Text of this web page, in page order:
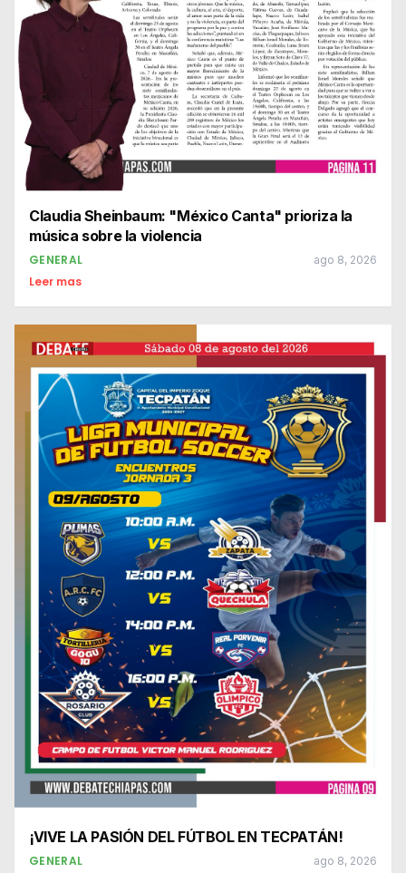
Claudia Sheinbaum: "México Canta" prioriza la
música sobre la violencia
GENERAL ago 8, 2026
Leer mas
¡VIVE LA PASIÓN DEL FÚTBOL EN TECPATÁN!
GENERAL ago 8, 2026